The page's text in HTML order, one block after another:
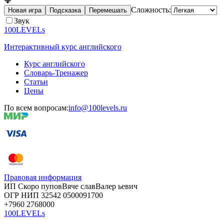
Новая игра Подсказка Перемешать Сложность:
Звук
100LEVELs
Интерактивный курс английского
Курс английского
Словарь-Тренажер
Статьи
Цены
По всем вопросам:info@100levels.ru
Правовая информация
ИП Скоро пуповВяче славВалер ьевич
ОГР НИП 32542 0500091700
+7960 2768000
100LEVELs